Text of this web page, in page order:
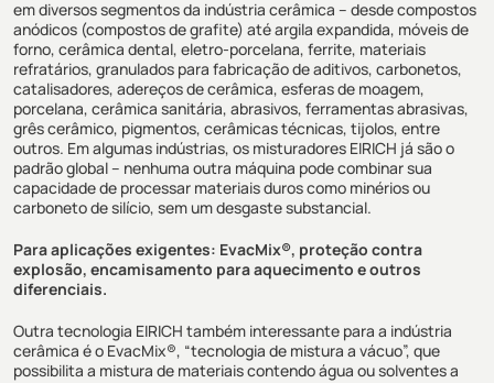
em diversos segmentos da indústria cerâmica – desde compostos
anódicos (compostos de grafite) até argila expandida, móveis de
forno, cerâmica dental, eletro-porcelana, ferrite, materiais
refratários, granulados para fabricação de aditivos, carbonetos,
catalisadores, adereços de cerâmica, esferas de moagem,
porcelana, cerâmica sanitária, abrasivos, ferramentas abrasivas,
grês cerâmico, pigmentos, cerâmicas técnicas, tijolos, entre
outros. Em algumas indústrias, os misturadores EIRICH já são o
padrão global – nenhuma outra máquina pode combinar sua
capacidade de processar materiais duros como minérios ou
carboneto de silício, sem um desgaste substancial.
Para aplicações exigentes: EvacMix®, proteção contra
explosão, encamisamento para aquecimento e outros
diferenciais.
Outra tecnologia EIRICH também interessante para a indústria
cerâmica é o EvacMix®, “tecnologia de mistura a vácuo”, que
possibilita a mistura de materiais contendo água ou solventes a